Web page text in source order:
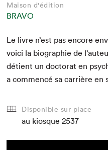
Maison d'édition
BRAVO
Le livre n’est pas encore
voici la biogra­phie de
détient un doc­tor­at en
a com­mencé sa car­rière en
Disponible sur place
au kiosque 2537